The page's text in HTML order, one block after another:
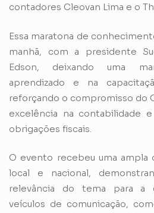
contadores Cleovan Lima e o
Essa maratona de
manhã, com a presidente
Edson, deixando uma
aprendizado e na
reforçando o compromisso do
excelência na contabilidade
obrigações fiscais.
O evento recebeu uma ampla
local e nacional,
relevância do tema para a
veículos de comunicação,